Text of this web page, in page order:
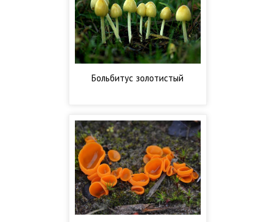
Больбитус золотистый